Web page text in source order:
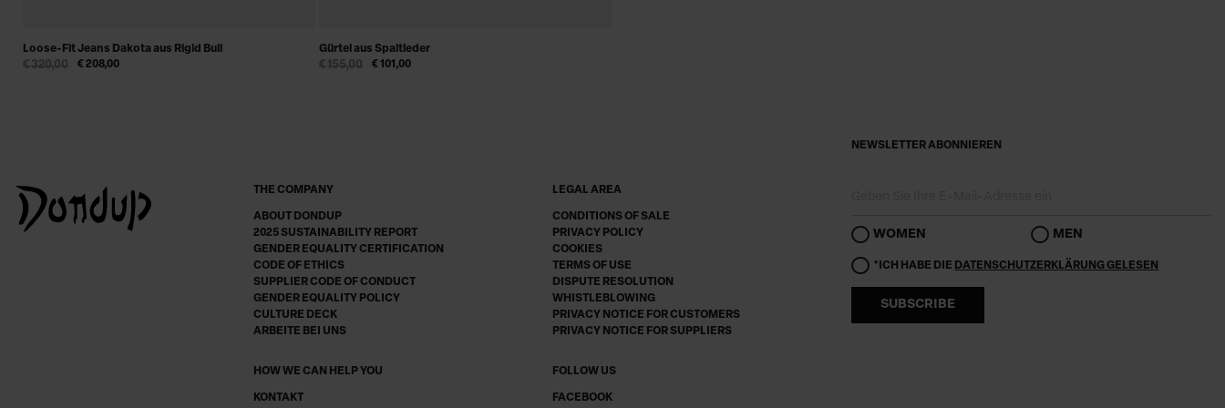
Loose-Fit Jeans Dakota aus Rigid Bull
€ 208,00
€ 320,00
Gürtel aus Spaltleder
€ 101,00
€ 155,00
THE COMPANY
ABOUT DONDUP
2025 SUSTAINABILITY REPORT
GENDER EQUALITY CERTIFICATION
CODE OF ETHICS
SUPPLIER CODE OF CONDUCT
GENDER EQUALITY POLICY
CULTURE DECK
ARBEITE BEI UNS
HOW WE CAN HELP YOU
KONTAKT
LEGAL AREA
CONDITIONS OF SALE
PRIVACY POLICY
COOKIES
TERMS OF USE
DISPUTE RESOLUTION
WHISTLEBLOWING
PRIVACY NOTICE FOR CUSTOMERS
PRIVACY NOTICE FOR SUPPLIERS
FOLLOW US
FACEBOOK
NEWSLETTER ABONNIEREN
WOMEN MEN
*ICH HABE DIE DATENSCHUTZERKLÄRUNG GELESEN
SUBSCRIBE